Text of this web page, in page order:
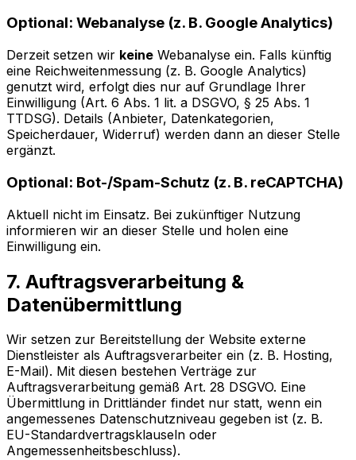
Optional: Webanalyse (z. B. Google Analytics)
Derzeit setzen wir keine Webanalyse ein. Falls künftig
eine Reichweitenmessung (z. B. Google Analytics)
genutzt wird, erfolgt dies nur auf Grundlage Ihrer
Einwilligung (Art. 6 Abs. 1 lit. a DSGVO, § 25 Abs. 1
TTDSG). Details (Anbieter, Datenkategorien,
Speicherdauer, Widerruf) werden dann an dieser Stelle
ergänzt.
Optional: Bot-/Spam-Schutz (z. B. reCAPTCHA)
Aktuell nicht im Einsatz. Bei zukünftiger Nutzung
informieren wir an dieser Stelle und holen eine
Einwilligung ein.
7. Auftragsverarbeitung &
Datenübermittlung
Wir setzen zur Bereitstellung der Website externe
Dienstleister als Auftragsverarbeiter ein (z. B. Hosting,
E-Mail). Mit diesen bestehen Verträge zur
Auftragsverarbeitung gemäß Art. 28 DSGVO. Eine
Übermittlung in Drittländer findet nur statt, wenn ein
angemessenes Datenschutzniveau gegeben ist (z. B.
EU-Standardvertragsklauseln oder
Angemessenheitsbeschluss).